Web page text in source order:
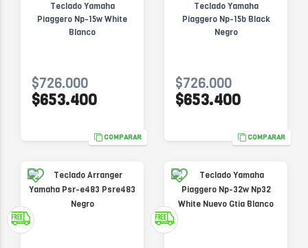
Teclado Yamaha
Piaggero Np-15w White
Blanco
$726.000
$653.400
COMPARAR
Teclado Yamaha
Piaggero Np-15b Black
Negro
$726.000
$653.400
COMPARAR